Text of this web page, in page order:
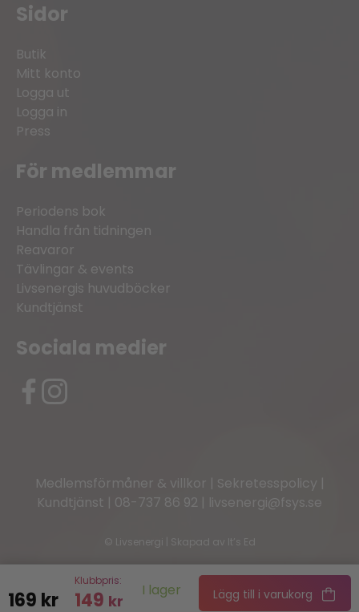
169 kr
Klubbpris:
149 kr
I lager Lägg till i varukorg
Sidor
Butik
Mitt konto
Logga ut
Logga in
Press
För medlemmar
Periodens bok
Handla från tidningen
Reavaror
Tävlingar & events
Livsenergis huvudböcker
Kundtjänst
Sociala medier
Medlemsförmåner & villkor | Sekretesspolicy |
Kundtjänst | 08-737 86 92 | livsenergi@fsys.se
© Livsenergi | Skapad av It’s Ed